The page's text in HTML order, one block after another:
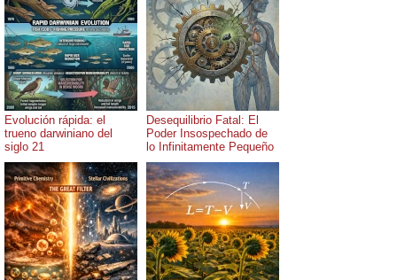
Evolución rápida: el
trueno darwiniano del
siglo 21
Desequilibrio Fatal: El
Poder Insospechado de
lo Infinitamente Pequeño